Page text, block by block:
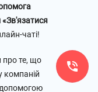
«Зв'язатися
чаті!
про те, що
компаній